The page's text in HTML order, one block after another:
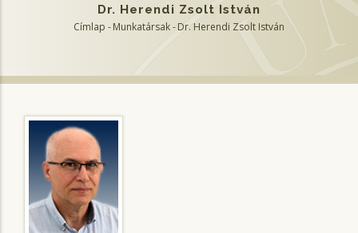
Dr. Herendi Zsolt István
Címlap -Munkatársak-Dr. Herendi Zsolt István